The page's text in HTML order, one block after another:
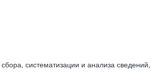
систематизации и анализа сведений,